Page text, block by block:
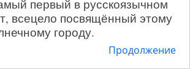
первый в русскоязычном
всецело посвящённый этому
городу.
Продолжение